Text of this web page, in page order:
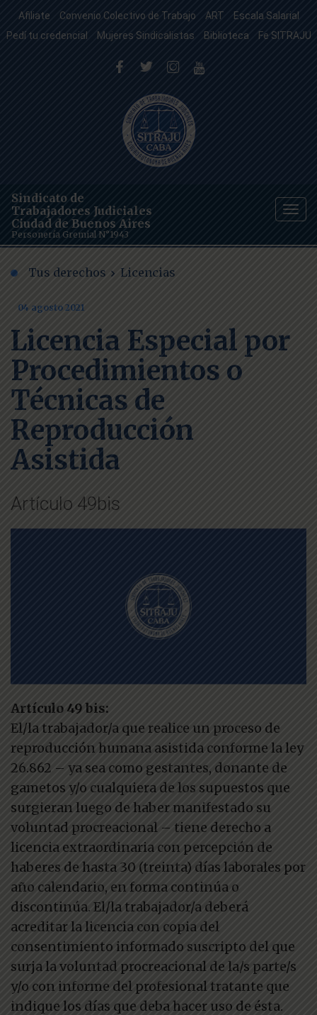
Afiliate Convenio Colectivo de Trabajo ART
Escala Salarial
Pedí tu credencial
Mujeres Sindicalistas Biblioteca Fe SITRAJU
Sindicato de
Trabajadores Judiciales
Ciudad de Buenos Aires
Personería Gremial N°1943
Tus derechos Licencias
04 agosto 2021
Licencia Especial por
Procedimientos o
Técnicas de
Reproducción
Asistida
Artículo 49bis
Artículo 49 bis:
El/la trabajador/a que realice un proceso de
reproducción humana asistida conforme la ley
26.862 – ya sea como gestantes, donante de
gametos y/o cualquiera de los supuestos que
surgieran luego de haber manifestado su
voluntad procreacional – tiene derecho a
licencia extraordinaria con percepción de
haberes de hasta 30 (treinta) días laborales por
año calendario, en forma continúa o
discontinúa. El/la trabajador/a deberá
acreditar la licencia con copia del
consentimiento informado suscripto del que
surja la voluntad procreacional de la/s parte/s
y/o con informe del profesional tratante que
indique los días que deba hacer uso de ésta.